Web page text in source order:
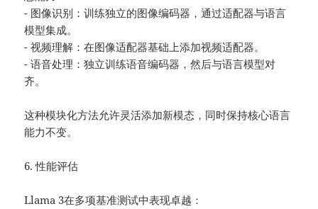
- 图像识别：训练独立的图像编码器，通过适配器与语言
模型集成。
- 视频理解：在图像适配器基础上添加视频适配器。
- 语音处理：独立训练语音编码器，然后与语言模型对
齐。
这种模块化方法允许灵活添加新模态，同时保持核心语言
能力不变。
6. 性能评估
Llama 3在多项基准测试中表现卓越：